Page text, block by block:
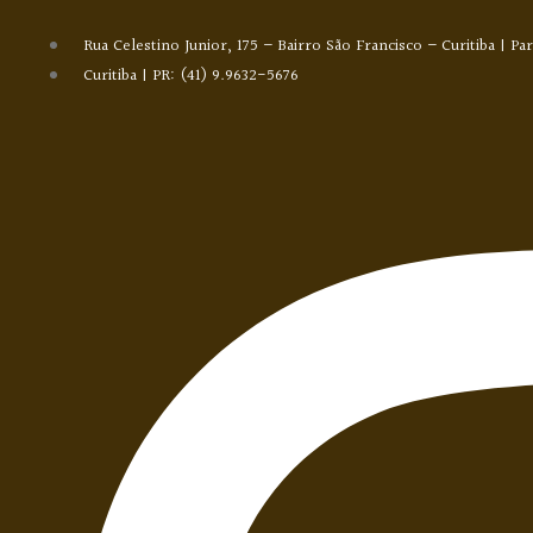
Rua Celestino Junior, 175 – Bairro São Francisco – Curitiba |
Curitiba | PR: (41) 9.9632-5676